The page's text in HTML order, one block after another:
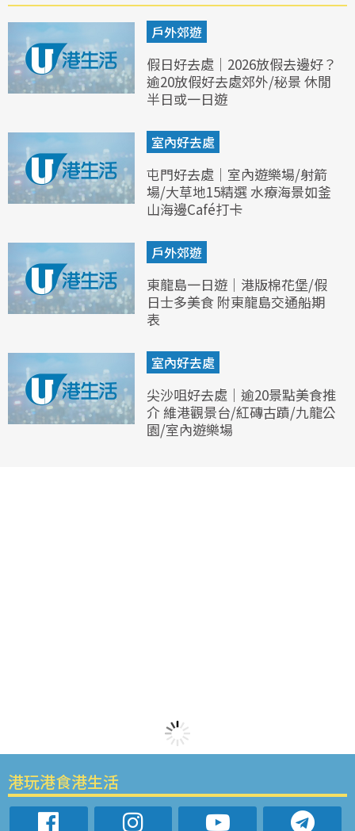
戶外郊遊
假日好去處｜2026放假去邊好？
逾20放假好去處郊外/秘景 休閒
半日或一日遊
室內好去處
屯門好去處｜室內遊樂場/射箭
場/大草地15精選 水療海景如釜
山海邊Café打卡
戶外郊遊
東龍島一日遊｜港版棉花堡/假
日士多美食 附東龍島交通船期
表
室內好去處
尖沙咀好去處｜逾20景點美食推
介 維港觀景台/紅磚古蹟/九龍公
園/室內遊樂場
港玩港食港生活